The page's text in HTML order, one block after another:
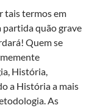
tais termos em
partida quão grave
Quem se
História,
a História a mais
As